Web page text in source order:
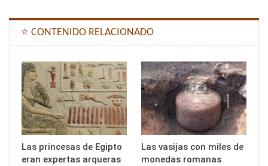
⭐ CONTENIDO RELACIONADO
Las princesas de Egipto
eran expertas arqueras
Las vasijas con miles de
monedas romanas